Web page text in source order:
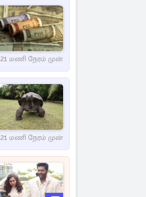
21 மணி நேரம் முன்
21 மணி நேரம் முன்